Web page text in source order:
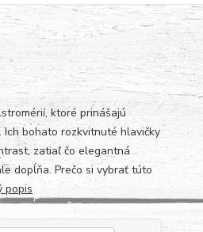
ktoré prinášajú
bohato rozkvitnuté hlavičky
zatiaľ čo elegantná
dopĺňa. Prečo si vybrať túto
popis